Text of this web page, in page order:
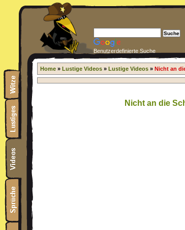
Benutzerdefinierte Suche
Home » Lustige Videos » Lustige Videos » Nicht an
Nicht an die